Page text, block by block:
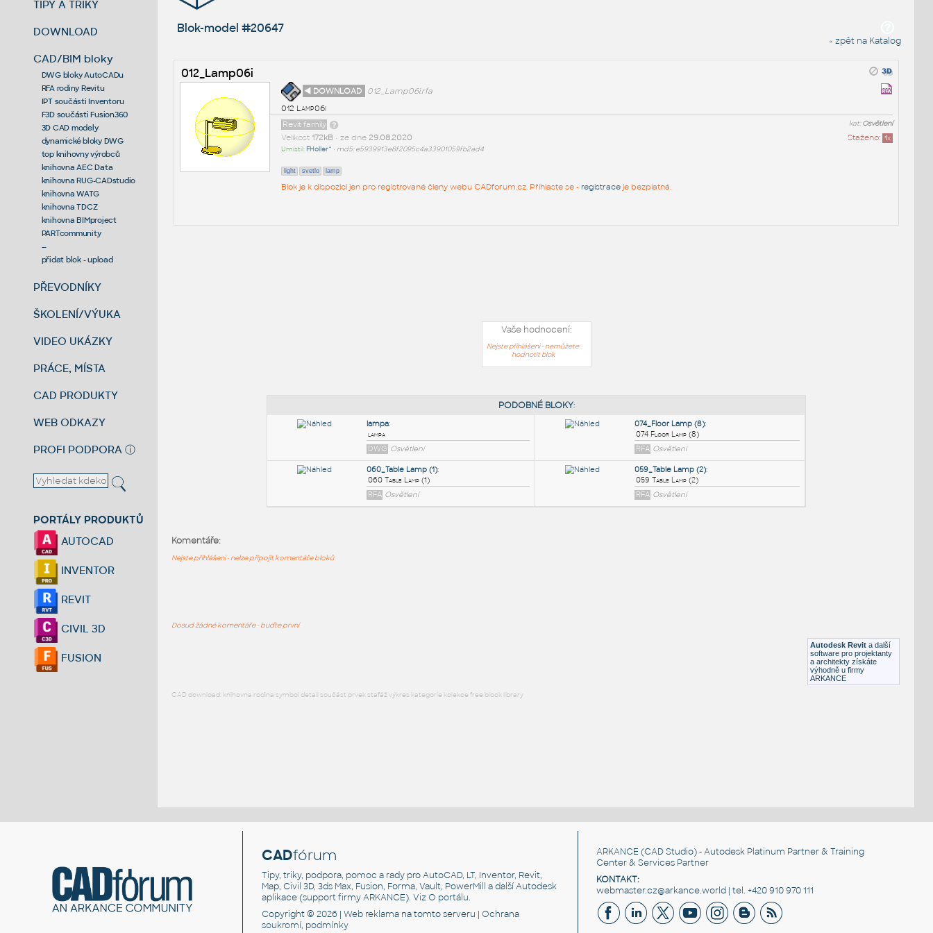
TIPY A TRIKY
DOWNLOAD
CAD/BIM bloky
DWG bloky AutoCADu
RFA rodiny Revitu
IPT součásti Inventoru
F3D součásti Fusion360
3D CAD modely
dynamické bloky DWG
top knihovny výrobců
knihovna AEC Data
knihovna RUG-CADstudio
knihovna WATG
knihovna TDCZ
knihovna BIMproject
PARTcommunity
--
přidat blok - upload
PŘEVODNÍKY
ŠKOLENÍ/VÝUKA
VIDEO UKÁZKY
PRÁCE, MÍSTA
CAD PRODUKTY
WEB ODKAZY
PROFI PODPORA ⓘ
PORTÁLY PRODUKTŮ
AUTOCAD
INVENTOR
REVIT
CIVIL 3D
FUSION
Blok-model #20647
« zpět na Katalog
012_Lamp06i
◄ DOWNLOAD
012_Lamp06i.rfa
012 Lamp06i
kat:Osvětlení
Revit family
Staženo: 1x
Velikost 172kB• ze dne 29.08.2020
Umístil: FHoller^ • md5: e5939913e8f2095c4a33901059fb2ad4
light svetlo lamp
Blok je k dispozici jen pro registrované členy webu CADforum.cz. Přihlaste se - registraceje bezplatná.
Vaše hodnocení:
Nejste přihlášeni - nemůžete
hodnotit blok
Autodesk Revit a další
software pro projektanty
a architekty získáte
výhodně u firmy
ARKANCE
Komentáře:
Nejste přihlášeni - nelze připojit komentáře bloků
Dosud žádné komentáře - buďte první
CAD download: knihovna rodina symbol detail součást prvek stafáž výkres kategorie kolekce free block library
CADfórum
Tipy, triky, podpora, pomoc a rady pro AutoCAD, LT, Inventor, Revit,
Map, Civil 3D, 3ds Max, Fusion, Forma, Vault, PowerMill a další Autodesk
aplikace (support firmy ARKANCE). VizO portálu.
Copyright © 2026 |Web reklama na tomto serveru |Ochrana
soukromí, podmínky
ARKANCE (CAD Studio) - Autodesk Platinum Partner & Training
Center & Services Partner
KONTAKT:
webmaster.cz@arkance.world | tel. +420 910 970 111